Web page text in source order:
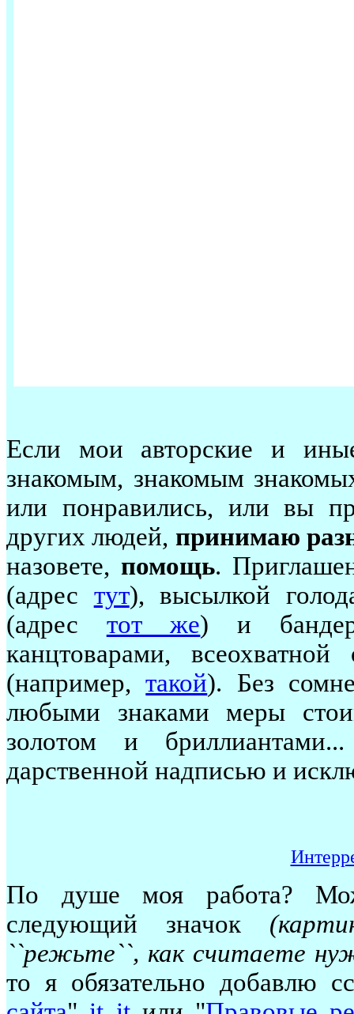
Если мои авторские и
знакомым, знакомым
или понравились, или вы
других людей, принимаю
назовете, помощь.
(адрес тут), высылкой
(адрес тот же) и
канцтоварами,
(например,такой). Без
любыми знаками меры
золотом и
дарственной надписью и
По душе моя работа?
следующий значок
``режьте``, как считаете
то я обязательно добавлю